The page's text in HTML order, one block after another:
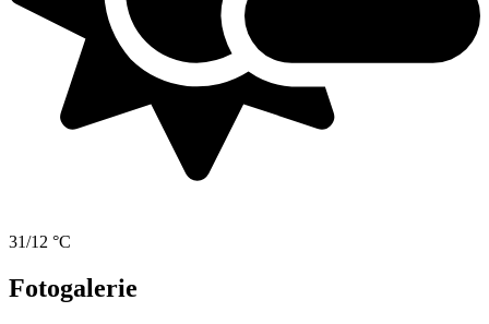
31/12 °C
Fotogalerie